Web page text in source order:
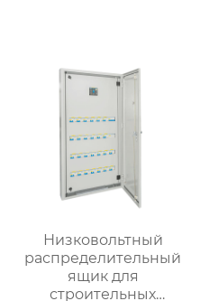
Низковольтный
распределительный
ящик для
строительных